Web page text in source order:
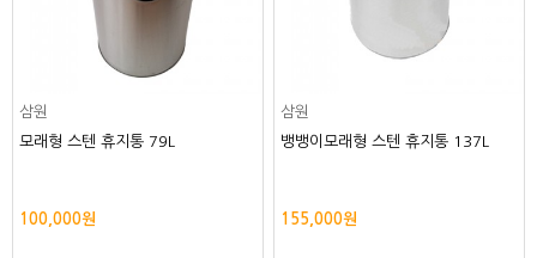
삼원
모래형 스텐 휴지통 79L
100,000원
삼원
뱅뱅이모래형 스텐 휴지통 137L
155,000원